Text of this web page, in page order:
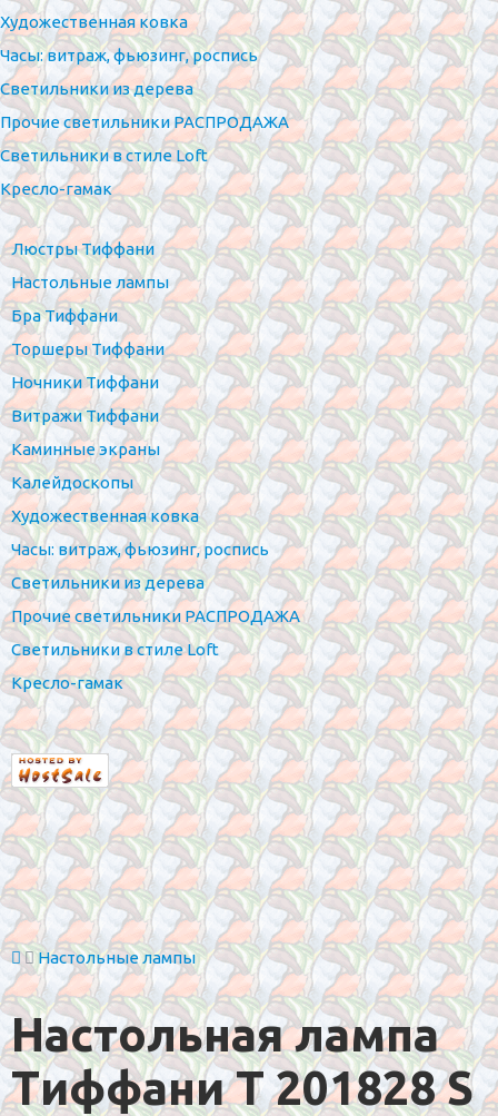
Художественная ковка
Часы: витраж, фьюзинг, роспись
Светильники из дерева
Прочие светильники РАСПРОДАЖА
Светильники в стиле Loft
Кресло-гамак
Люстры Тиффани
Настольные лампы
Бра Тиффани
Торшеры Тиффани
Ночники Тиффани
Витражи Тиффани
Каминные экраны
Калейдоскопы
Художественная ковка
Часы: витраж, фьюзинг, роспись
Светильники из дерева
Прочие светильники РАСПРОДАЖА
Светильники в стиле Loft
Кресло-гамак
Настольные лампы
Настольная лампа
Тиффани T 201828 S